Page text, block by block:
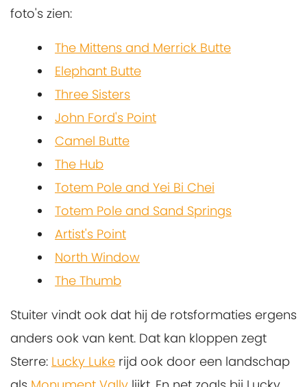
foto's zien:
The Mittens and Merrick Butte
Elephant Butte
Three Sisters
John Ford's Point
Camel Butte
The Hub
Totem Pole and Yei Bi Chei
Totem Pole and Sand Springs
Artist's Point
North Window
The Thumb
Stuiter vindt ook dat hij de rotsformaties ergens
anders ook van kent. Dat kan kloppen zegt
Sterre: Lucky Luke rijd ook door een landschap